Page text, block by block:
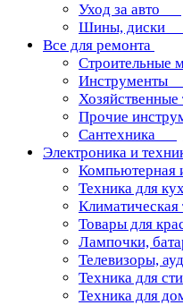
Уход за авто
Шины, диски
Все для ремонта
Строительные
Инструменты
Хозяйственные
Прочие
Сантехника
Электроника и
Компьютерная
Техника для
Климатическая
Товары для
Лампочки,
Телевизоры,
Техника для
Техника для